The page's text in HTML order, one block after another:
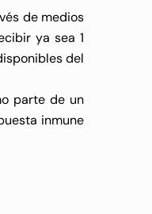
de medios
ya sea 1
del
parte de un
inmune